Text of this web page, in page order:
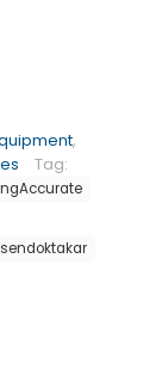
,
Tag: